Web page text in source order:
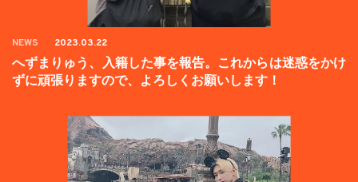
NEWS 2023.03.22
へずまりゅう、入籍した事を報告。これからは迷惑をかけ
ずに頑張りますので、よろしくお願いします！